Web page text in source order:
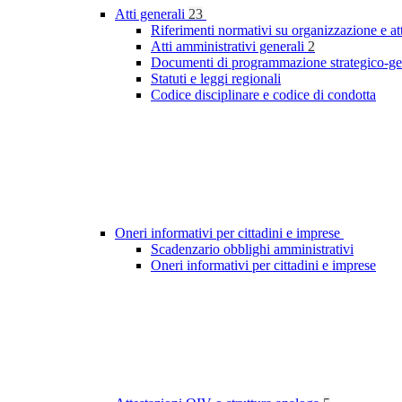
Atti generali 23
Riferimenti normativi su organizzazione e
Atti amministrativi generali 2
Documenti di programmazione strategico-
Statuti e leggi regionali
Codice disciplinare e codice di condotta
Oneri informativi per cittadini e imprese
Scadenzario obblighi amministrativi
Oneri informativi per cittadini e imprese